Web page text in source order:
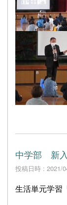
中学部 新
投稿日時 : 2021/
生活単元学習